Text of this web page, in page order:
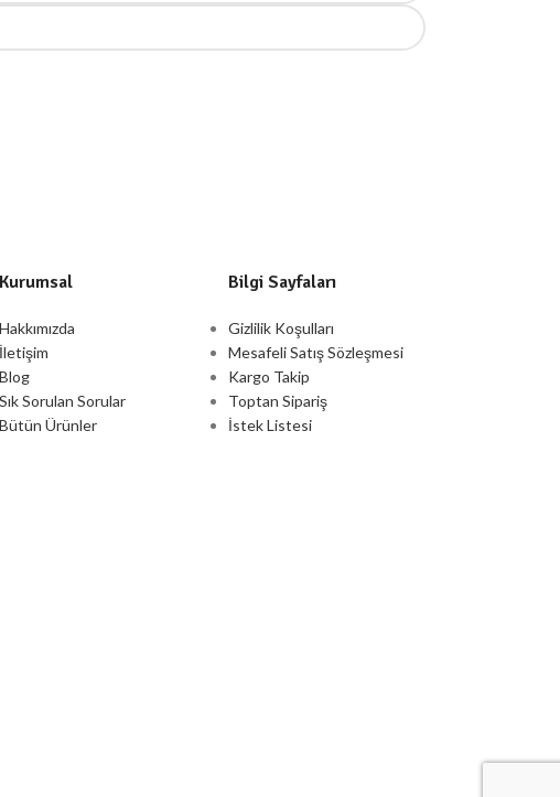
Kurumsal
Hakkımızda
İletişim
Blog
Sık Sorulan Sorular
Bütün Ürünler
Bilgi Sayfaları
Gizlilik Koşulları
Mesafeli Satış Sözleşmesi
Kargo Takip
Toptan Sipariş
İstek Listesi